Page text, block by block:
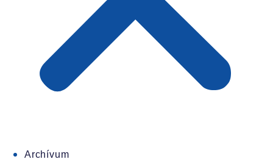
Archívum